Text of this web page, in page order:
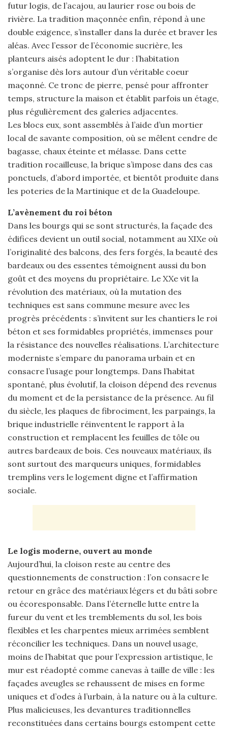
futur logis, de l’acajou, au laurier rose ou bois de
rivière. La tradition maçonnée enfin, répond à une
double exigence, s’installer dans la durée et braver les
aléas. Avec l’essor de l’économie sucrière, les
planteurs aisés adoptent le dur : l’habitation
s’organise dès lors autour d’un véritable coeur
maçonné. Ce tronc de pierre, pensé pour affronter
temps, structure la maison et établit parfois un étage,
plus régulièrement des galeries adjacentes.
Les blocs eux, sont assemblés à l’aide d’un mortier
local de savante composition, où se mêlent cendre de
bagasse, chaux éteinte et mélasse. Dans cette
tradition rocailleuse, la brique s’impose dans des cas
ponctuels, d’abord importée, et bientôt produite dans
les poteries de la Martinique et de la Guadeloupe.
L’avènement du roi béton
Dans les bourgs qui se sont structurés, la façade des
édifices devient un outil social, notamment au XIXe où
l’originalité des balcons, des fers forgés, la beauté des
bardeaux ou des essentes témoignent aussi du bon
goût et des moyens du propriétaire. Le XXe vit la
révolution des matériaux, où la mutation des
techniques est sans commune mesure avec les
progrès précédents : s’invitent sur les chantiers le roi
béton et ses formidables propriétés, immenses pour
la résistance des nouvelles réalisations. L’architecture
moderniste s’empare du panorama urbain et en
consacre l’usage pour longtemps. Dans l’habitat
spontané, plus évolutif, la cloison dépend des revenus
du moment et de la persistance de la présence. Au fil
du siècle, les plaques de fibrociment, les parpaings, la
brique industrielle réinventent le rapport à la
construction et remplacent les feuilles de tôle ou
autres bardeaux de bois. Ces nouveaux matériaux, ils
sont surtout des marqueurs uniques, formidables
tremplins vers le logement digne et l’affirmation
sociale.
Le logis moderne, ouvert au monde
Aujourd’hui, la cloison reste au centre des
questionnements de construction : l’on consacre le
retour en grâce des matériaux légers et du bâti sobre
ou écoresponsable. Dans l’éternelle lutte entre la
fureur du vent et les tremblements du sol, les bois
flexibles et les charpentes mieux arrimées semblent
réconcilier les techniques. Dans un nouvel usage,
moins de l’habitat que pour l’expression artistique, le
mur est réadopté comme canevas à taille de ville : les
façades aveugles se rehaussent de mises en forme
uniques et d’odes à l’urbain, à la nature ou à la culture.
Plus malicieuses, les devantures traditionnelles
reconstituées dans certains bourgs estompent cette